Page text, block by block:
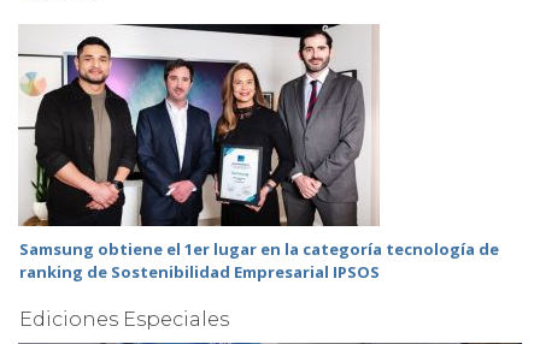
Samsung obtiene el 1er lugar en la categoría tecnología de
ranking de Sostenibilidad Empresarial IPSOS
Ediciones Especiales